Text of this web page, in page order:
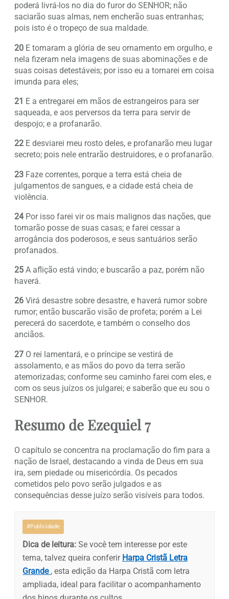
poderá livrá-los no dia do furor do SENHOR; não
saciarão suas almas, nem encherão suas entranhas;
pois isto é o tropeço de sua maldade.
20 E tornaram a glória de seu ornamento em orgulho, e
nela fizeram nela imagens de suas abominações e de
suas coisas detestáveis; por isso eu a tornarei em coisa
imunda para eles;
21 E a entregarei em mãos de estrangeiros para ser
saqueada, e aos perversos da terra para servir de
despojo; e a profanarão.
22 E desviarei meu rosto deles, e profanarão meu lugar
secreto; pois nele entrarão destruidores, e o profanarão.
23 Faze correntes, porque a terra está cheia de
julgamentos de sangues, e a cidade está cheia de
violência.
24Por isso farei vir os mais malignos das nações, que
tomarão posse de suas casas; e farei cessar a
arrogância dos poderosos, e seus santuários serão
profanados.
25 A aflição está vindo; e buscarão a paz, porém não
haverá.
26 Virá desastre sobre desastre, e haverá rumor sobre
rumor; então buscarão visão de profeta; porém a Lei
perecerá do sacerdote, e também o conselho dos
anciãos.
27 O rei lamentará, e o príncipe se vestirá de
assolamento, e as mãos do povo da terra serão
atemorizadas; conforme seu caminho farei com eles, e
com os seus juízos os julgarei; e saberão que eu sou o
SENHOR.
Resumo de Ezequiel 7
O capítulo se concentra na proclamação do fim para a
nação de Israel, destacando a vinda de Deus em sua
ira, sem piedade ou misericórdia. Os pecados
cometidos pelo povo serão julgados e as
consequências desse juízo serão visíveis para todos.
#Publicidade
Dica de leitura: Se você tem interesse por este
tema, talvez queira conferir Harpa Cristã Letra
Grande , esta edição da Harpa Cristã com letra
ampliada, ideal para facilitar o acompanhamento